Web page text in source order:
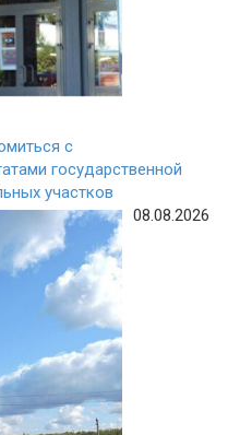
с
государственной
участков
08.08.2026